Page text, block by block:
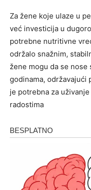
Za žene koje ulaze u
već investicija u
potrebne nutritivne
održalo snažnim,
žene mogu da se nose
godinama, održavajući
je potrebna za
radostima